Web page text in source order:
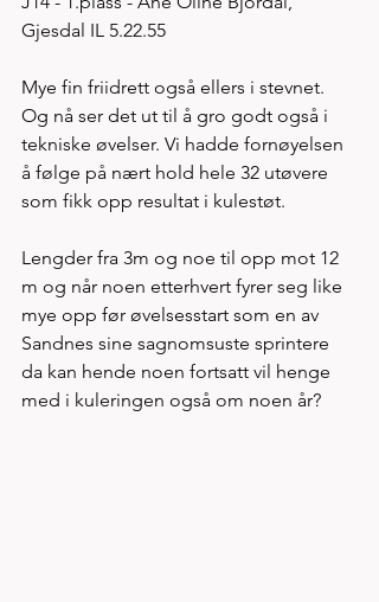
Gjesdal IL 5.22.55
Mye fin friidrett også ellers i stevnet.
Og nå ser det ut til å gro godt også i
tekniske øvelser. Vi hadde fornøyelsen
å følge på nært hold hele 32 utøvere
som fikk opp resultat i kulestøt.
Lengder fra 3m og noe til opp mot 12
m og når noen etterhvert fyrer seg like
mye opp før øvelsesstart som en av
Sandnes sine sagnomsuste sprintere
da kan hende noen fortsatt vil henge
med i kuleringen også om noen år?